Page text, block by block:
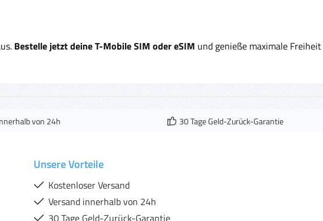
Bestelle jetzt deine T-Mobile SIM oder eSIM und genieße maximale
von 24h 30 Tage Geld-Zurück-Garantie
Unsere Vorteile
Kostenloser Versand
Versand innerhalb von 24h
30 Tage Geld-Zurück-Garantie